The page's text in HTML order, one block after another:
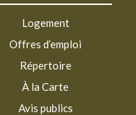
Logement
Offres d’emploi
Répertoire
À la Carte
Avis publics